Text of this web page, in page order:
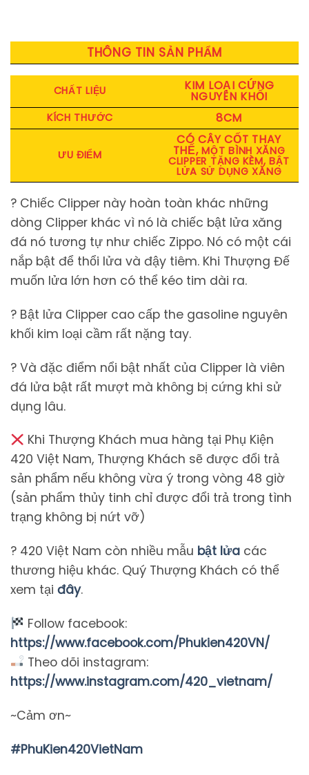
THÔNG TIN SẢN PHẨM
CHẤT LIỆU KIM LOẠI CỨNG
NGUYÊN KHỐI
KÍCH THƯỚC 8CM
ƯU ĐIỂM
CÓ CÂY CỐT THAY
THẾ,MỘT BÌNH XĂNG
CLIPPER TẶNG KÈM, BẬT
LỬA SỬ DỤNG XĂNG
️? Chiếc Clipper này hoàn toàn khác những
dòng Clipper khác vì nó là chiếc bật lửa xăng
đá nó tương tự như chiếc Zippo. Nó có một cái
nắp bật để thổi lửa và đậy tiêm. Khi Thượng Đế
muốn lửa lớn hơn có thể kéo tim dài ra.
️? Bật lửa Clipper cao cấp the gasoline nguyên
khối kim loại cầm rất nặng tay.
️? Và đặc điểm nổi bật nhất của Clipper là viên
đá lửa bật rất mượt mà không bị cứng khi sử
dụng lâu.
Khi Thượng Khách mua hàng tại Phụ Kiện
420 Việt Nam, Thượng Khách sẽ được đổi trả
sản phẩm nếu không vừa ý trong vòng 48 giờ
(sản phẩm thủy tinh chỉ được đổi trả trong tình
trạng không bị nứt vỡ)
? 420 Việt Nam còn nhiều mẫu bật lửa các
thương hiệu khác. Quý Thượng Khách có thể
xem tại đây.
Follow facebook:
https://www.facebook.com/Phukien420VN/
Theo dõi instagram:
https://www.instagram.com/420_vietnam/
~Cảm ơn~
#PhuKien420VietNam